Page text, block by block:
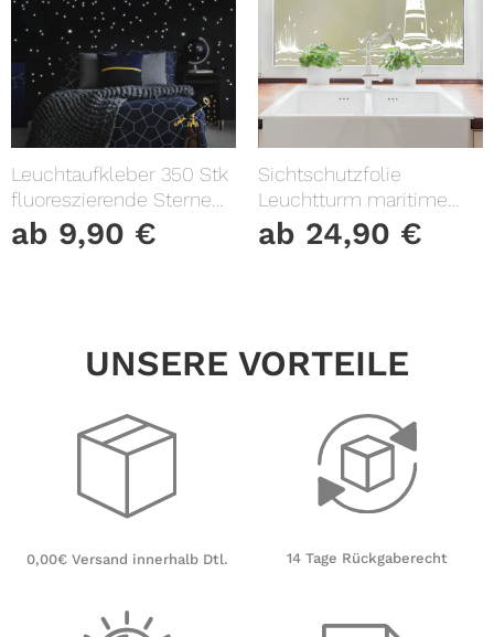
Leuchtaufkleber 350 Stk
fluoreszierende Sterne
und Punkte leuchten im
Dunklen Kinderzimmer
ab 9,90 €
Sichtschutzfolie
Leuchtturm maritime
Fensterfolie Fensterdeko
Milchglasfolie
ab 24,90 €
UNSERE VORTEILE
0,00€ Versand innerhalb Dtl. 14 Tage Rückgaberecht